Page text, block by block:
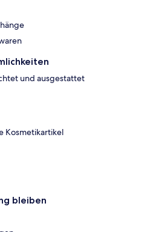
und ausgestattet
Kosmetikartikel
bleiben